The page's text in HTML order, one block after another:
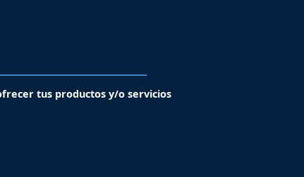
tus productos y/o servicios